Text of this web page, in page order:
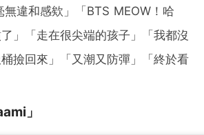
無違和感欸」「BTS MEOW！哈
」「走在很尖端的孩子」「我都沒
撿回來」「又潮又防彈」「終於看
」